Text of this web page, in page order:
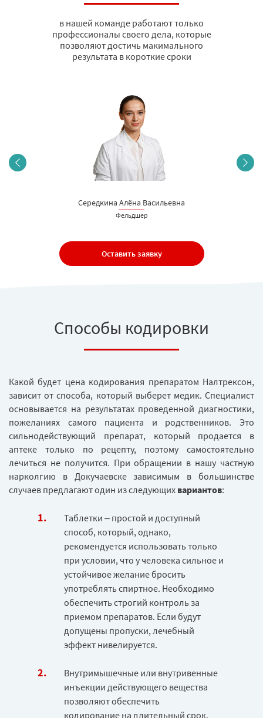
в нашей команде работают только
профессионалы своего дела, которые
позволяют достичь макимального
результата в короткие сроки
Середкина Алёна Васильевна
Фельдшер
Оставить заявку
Способы кодировки
Какой будет цена кодирования препаратом Налтрексон,
зависит от способа, который выберет медик. Специалист
основывается на результатах проведенной диагностики,
пожеланиях самого пациента и родственников. Это
сильнодействующий препарат, который продается в
аптеке только по рецепту, поэтому самостоятельно
лечиться не получится. При обращении в нашу частную
нарколгию в Докучаевске зависимым в большинстве
случаев предлагают один из следующих вариантов:
Таблетки – простой и доступный
способ, который, однако,
рекомендуется использовать только
при условии, что у человека сильное и
устойчивое желание бросить
употреблять спиртное. Необходимо
обеспечить строгий контроль за
приемом препаратов. Если будут
допущены пропуски, лечебный
эффект нивелируется.
Внутримышечные или внутривенные
инъекции действующего вещества
позволяют обеспечить
кодирование на длительный срок.